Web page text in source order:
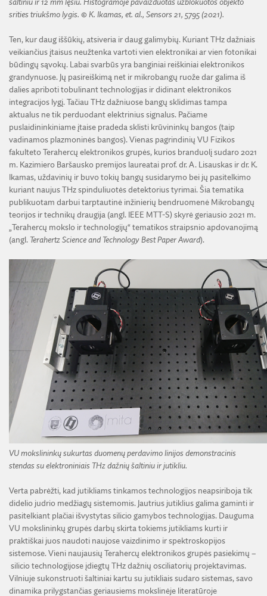
šaltiniu ir 12 mm lęšiu. Histogramoje pavaizduotas užblokuotos objekto
srities triukšmo lygis. © K. Ikamas, et. al., Sensors 21, 5795 (2021).
Ten, kur daug iššūkių, atsiveria ir daug galimybių. Kuriant THz dažniais
veikiančius įtaisus neužtenka vartoti vien elektronikai ar vien fotonikai
būdingų sąvokų. Labai svarbūs yra banginiai reiškiniai elektronikos
grandynuose. Jų pasireiškimą net ir mikrobangų ruože dar galima iš
dalies apriboti tobulinant technologijas ir didinant elektronikos
integracijos lygį. Tačiau THz dažniuose bangų sklidimas tampa
aktualus ne tik perduodant elektrinius signalus. Pačiame
puslaidininkiniame įtaise pradeda sklisti krūvininkų bangos (taip
vadinamos plazmoninės bangos). Vienas pagrindinių VU Fizikos
fakulteto Terahercų elektronikos grupės, kurios branduolį sudaro 2021
m. Kazimiero Baršausko premijos laureatai prof. dr. A. Lisauskas ir dr. K.
Ikamas, uždavinių ir buvo tokių bangų susidarymo bei jų pasitelkimo
kuriant naujus THz spinduliuotės detektorius tyrimai. Šia tematika
publikuotam darbui tarptautinė inžinierių bendruomenė Mikrobangų
teorijos ir technikų draugija (angl. IEEE MTT-S) skyrė geriausio 2021 m.
„Terahercų mokslo ir technologijų“ tematikos straipsnio apdovanojimą
(angl. Terahertz Science and Technology Best Paper Award).
VU mokslininkų sukurtas duomenų perdavimo linijos demonstracinis
stendas su elektroniniais THz dažnių šaltiniu ir jutikliu.
Verta pabrėžti, kad jutikliams tinkamos technologijos neapsiriboja tik
didelio judrio medžiagų sistemomis. Jautrius jutiklius galima gaminti ir
pasitelkiant plačiai išvystytas silicio gamybos technologijas. Dauguma
VU mokslininkų grupės darbų skirta tokiems jutikliams kurti ir
praktiškai juos naudoti naujose vaizdinimo ir spektroskopijos
sistemose. Vieni naujausių Terahercų elektronikos grupės pasiekimų –
silicio technologijose įdiegtų THz dažnių osciliatorių projektavimas.
Vilniuje sukonstruoti šaltiniai kartu su jutikliais sudaro sistemas, savo
dinamika prilygstančias geriausiems mokslinėje literatūroje